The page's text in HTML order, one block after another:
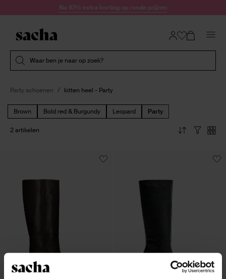
Doorgaan naar artikelNu 10% extra korting op ronde prijzen
Waar ben je naar op zoek?
Party schoenen kitten heel - Party
Brown Bold red & Burgundy Leopard Party
2 artikelen